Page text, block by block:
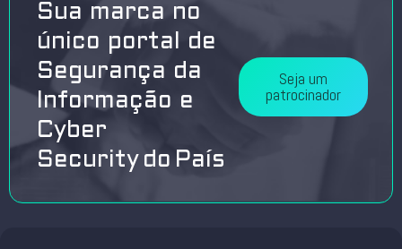
Sua marca no
único portal de
Segurança da
Informação e
Cyber
Security do País
Seja um
patrocinador